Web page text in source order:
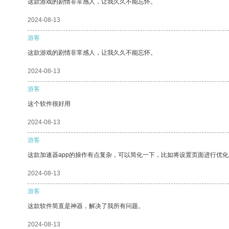
这款游戏的剧情非常感人，让我久久不能忘怀。
2024-08-13
游客
这款游戏的剧情非常感人，让我久久不能忘怀。
2024-08-13
游客
这个软件很好用
2024-08-13
游客
这款加速器app的操作有点复杂，可以简化一下，比如将设置页面进行优
2024-08-13
游客
这款软件简直是神器，解决了我所有问题。
2024-08-13